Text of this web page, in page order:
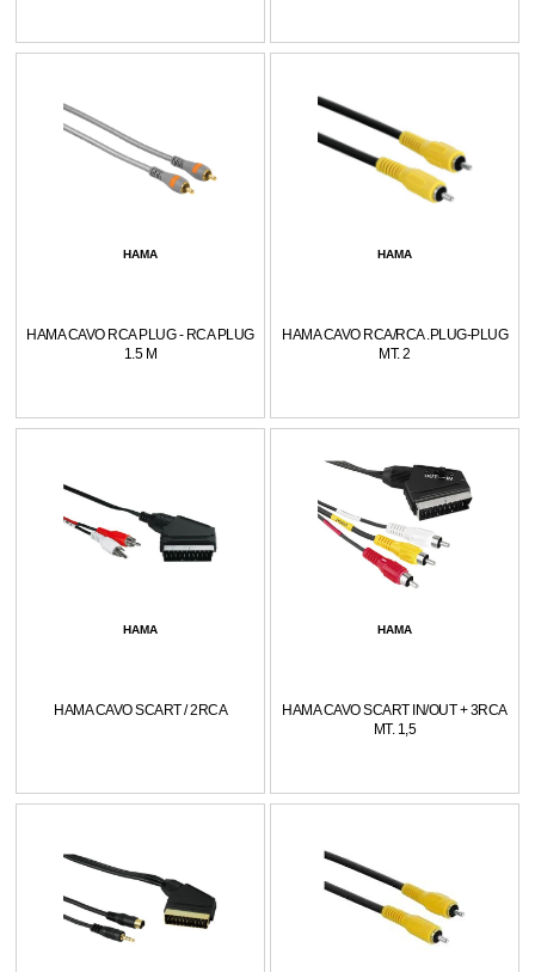
HAMA
HAMA CAVO RCA PLUG - RCA PLUG
1.5 M
HAMA
HAMA CAVO RCA/RCA .PLUG-PLUG
MT. 2
HAMA
HAMA CAVO SCART / 2RCA
HAMA
HAMA CAVO SCART IN/OUT + 3RCA
MT. 1,5